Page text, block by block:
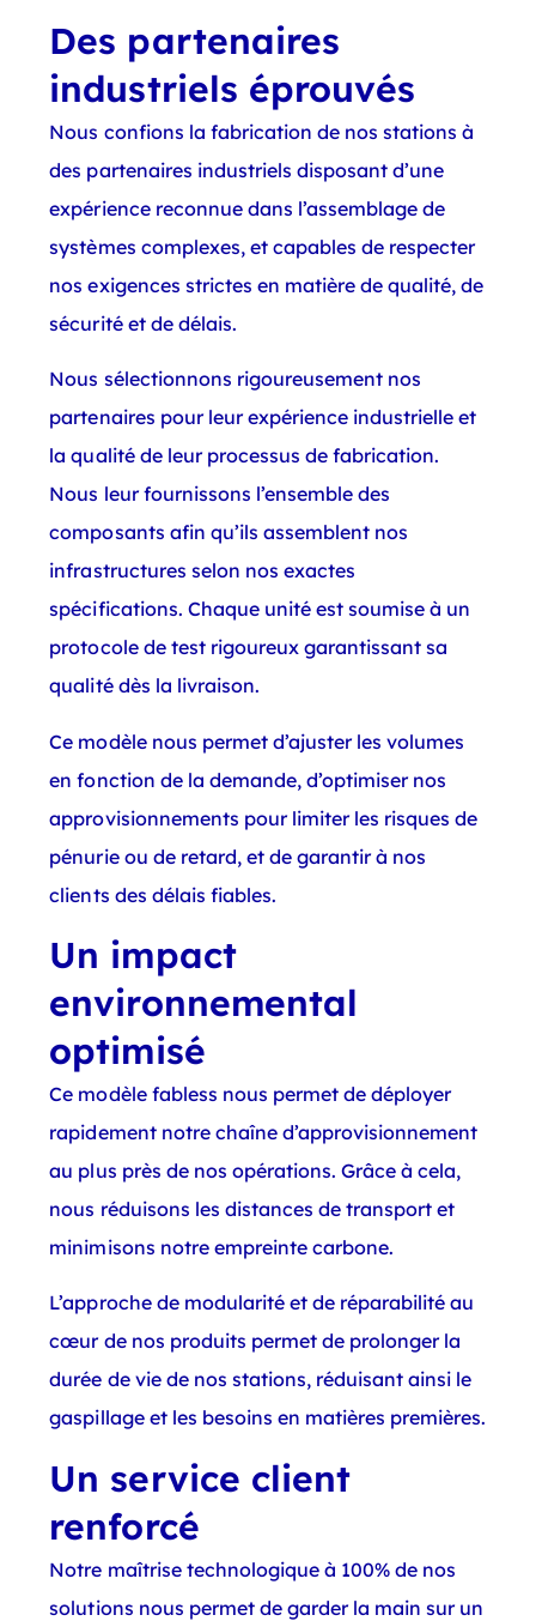
Des partenaires
industriels éprouvés
Nous confions la fabrication de nos stations à
des partenaires industriels disposant d’une
expérience reconnue dans l’assemblage de
systèmes complexes, et capables de respecter
nos exigences strictes en matière de qualité, de
sécurité et de délais.
Nous sélectionnons rigoureusement nos
partenaires pour leur expérience industrielle et
la qualité de leur processus de fabrication.
Nous leur fournissons l’ensemble des
composants afin qu’ils assemblent nos
infrastructures selon nos exactes
spécifications. Chaque unité est soumise à un
protocole de test rigoureux garantissant sa
qualité dès la livraison.
Ce modèle nous permet d’ajuster les volumes
en fonction de la demande, d’optimiser nos
approvisionnements pour limiter les risques de
pénurie ou de retard, et de garantir à nos
clients des délais fiables.
Un impact
environnemental
optimisé
Ce modèle fabless nous permet de déployer
rapidement notre chaîne d’approvisionnement
au plus près de nos opérations. Grâce à cela,
nous réduisons les distances de transport et
minimisons notre empreinte carbone.
L’approche de modularité et de réparabilité au
cœur de nos produits permet de prolonger la
durée de vie de nos stations, réduisant ainsi le
gaspillage et les besoins en matières premières.
Un service client
renforcé
Notre maîtrise technologique à 100% de nos
solutions nous permet de garder la main sur un